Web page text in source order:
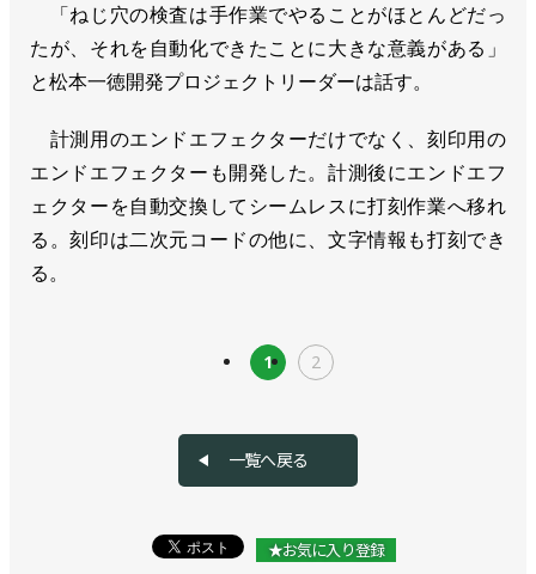
「ねじ穴の検査は手作業でやることがほとんどだっ
たが、それを自動化できたことに大きな意義がある」
と松本一徳開発プロジェクトリーダーは話す。
計測用のエンドエフェクターだけでなく、刻印用の
エンドエフェクターも開発した。計測後にエンドエフ
ェクターを自動交換してシームレスに打刻作業へ移れ
る。刻印は二次元コードの他に、文字情報も打刻でき
る。
1 2
一覧へ戻る
★お気に入り登録